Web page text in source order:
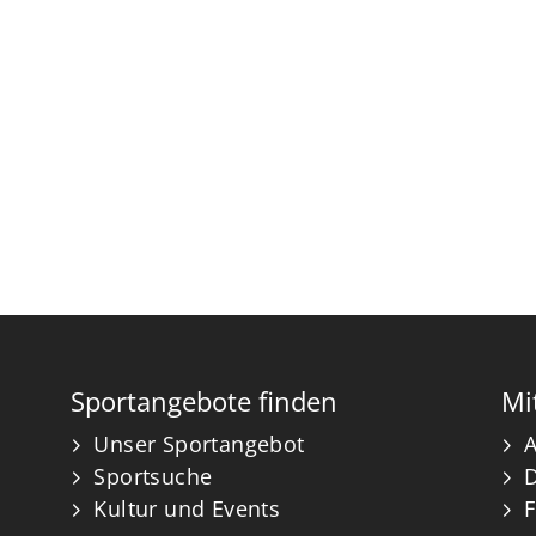
Sportangebote finden
Unser Sportangebot
Sportsuche
Kultur und Events